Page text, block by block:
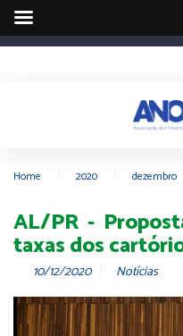
Home 2020 dezembro
AL/PR -
taxas dos
10/12/2020 Notícias